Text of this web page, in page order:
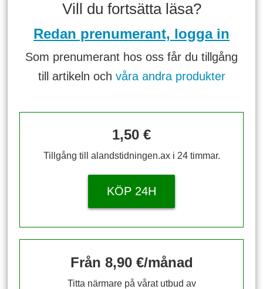
Vill du fortsätta läsa?
Redan prenumerant, logga in
Som prenumerant hos oss får du tillgång
till artikeln och våra andra produkter
1,50 €
Tillgång till alandstidningen.ax i 24 timmar.
KÖP 24H
Från 8,90 €/månad
Titta närmare på vårat utbud av